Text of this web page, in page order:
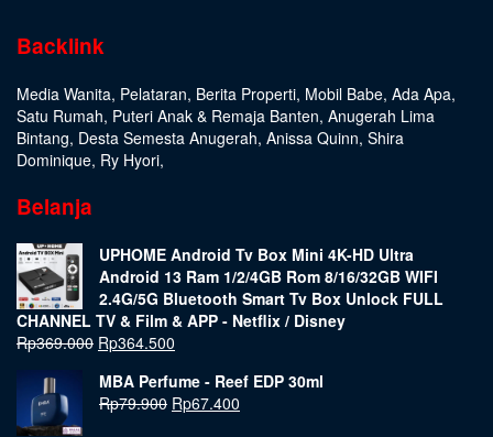
Backlink
Media Wanita, Pelataran, Berita Properti, Mobil Babe, Ada Apa,
Satu Rumah, Puteri Anak & Remaja Banten, Anugerah Lima
Bintang, Desta Semesta Anugerah, Anissa Quinn, Shira
Dominique, Ry Hyori,
Belanja
UPHOME Android Tv Box Mini 4K-HD Ultra
Android 13 Ram 1/2/4GB Rom 8/16/32GB WIFI
2.4G/5G Bluetooth Smart Tv Box Unlock FULL
CHANNEL TV & Film & APP - Netflix / Disney
Rp369.000 Rp364.500
MBA Perfume - Reef EDP 30ml
Rp79.900 Rp67.400